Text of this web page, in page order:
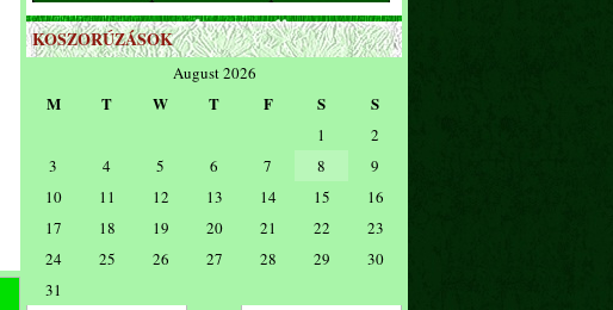
KOSZORÚZÁSOK
August 2026
M T W T F S S
1
2
3
4 5 6 7 8
9
10
11 12 13 14 15
16
17
18 19 20 21 22
23
24
25 26 27 28 29
30
31